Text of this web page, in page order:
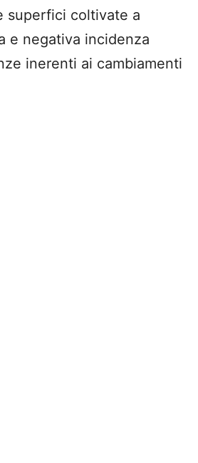
superfici coltivate a
e negativa incidenza
inerenti ai cambiamenti